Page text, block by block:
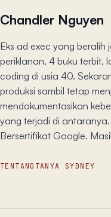
Chandler Nguyen
Eks ad exec yang beralih
periklanan, 4 buku terbit,
coding di usia 40.
produksi sambil tetap
mendokumentasikan
yang terjadi di antaranya.
Bersertifikat Google.
TENTANG TANYA SYDNEY